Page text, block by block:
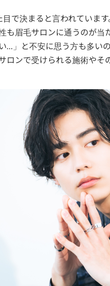
で決まると言われていま
も眉毛サロンに通うのが
…」と不安に思う方も多い
ロンで受けられる施術やそ